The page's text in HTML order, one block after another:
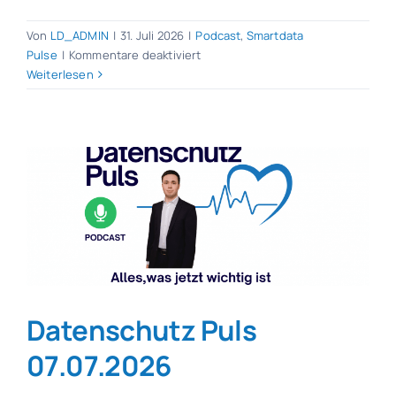
Von LD_ADMIN | 31. Juli 2026 | Podcast, Smartdata
Pulse | Kommentare deaktiviertfür
Weiterlesen
Datenschutz Puls
07.07.2026